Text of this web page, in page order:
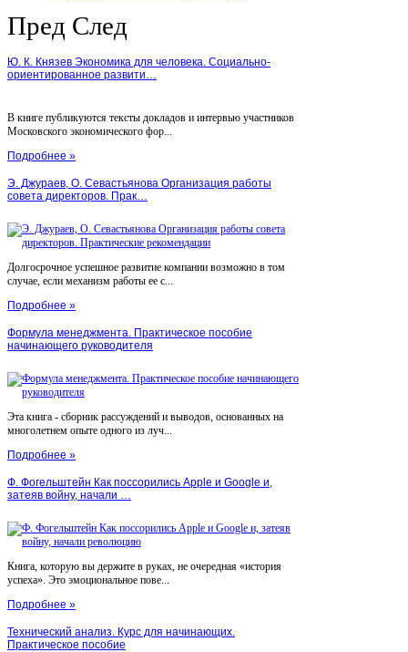
Пред След
Ю. К. Князев Экономика для человека. Социально-
ориентированное развити…
В книге публикуются тексты докладов и интервью участников
Московского экономического фор...
Подробнее »
Э. Джураев, О. Севастьянова Организация работы
совета директоров. Прак…
Долгосрочное успешное развитие компании возможно в том
случае, если механизм работы ее с...
Подробнее »
Формула менеджмента. Практическое пособие
начинающего руководителя
Эта книга - сборник рассуждений и выводов, основанных на
многолетнем опыте одного из луч...
Подробнее »
Ф. Фогельштейн Как поссорились Apple и Google и,
затеяв войну, начали …
Книга, которую вы держите в руках, не очередная «история
успеха». Это эмоциональное пове...
Подробнее »
Технический анализ. Курс для начинающих.
Практическое пособие